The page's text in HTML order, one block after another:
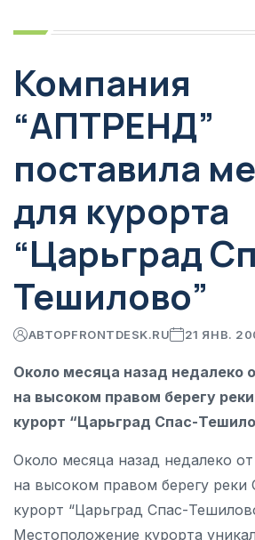
Компания
“АПТРЕНД”
поставила
для курорта
“Царьград
Тешилово”
АВТОРFRONTDESK.RU 21 ЯНВ.
Около месяца назад недалеко
на высоком правом берегу
курорт “Царьград Спас-
Около месяца назад недалеко
на высоком правом берегу реки
курорт “Царьград Спас-
Местоположение курорта